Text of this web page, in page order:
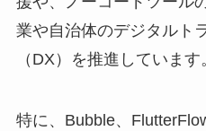
業や自治体のデジタルト
（DX）を推進しています
特に、Bubble、